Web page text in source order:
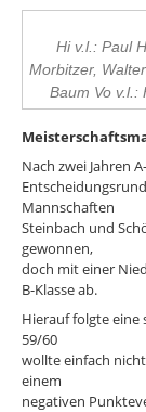
Hi v.l.: Paul
Morbitzer,
Baum Vo v.l.:
Nach zwei Jahren
Mannschaften
Steinbach und
gewonnen,
doch mit einer
B-Klasse ab.
Hierauf folgte eine
59/60
wollte einfach
einem
negativen